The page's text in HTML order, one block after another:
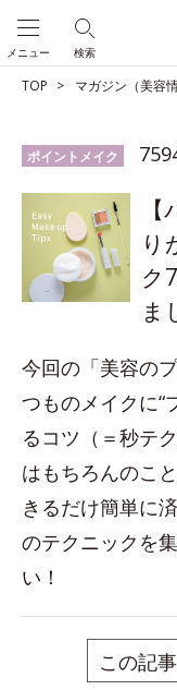
検索
メニュー
TOP マガジン（美容
ポイントメイク
り
ク
ま
今回の「美容の
つものメイクに“
るコツ（＝秒テ
はもちろんのこ
きるだけ簡単に
のテクニックを
い！
この記